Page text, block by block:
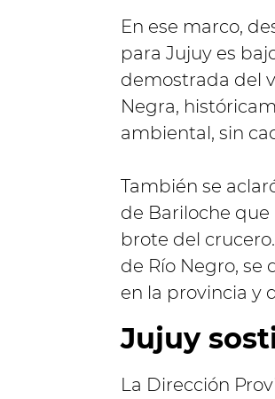
En ese marco,
para Jujuy es
demostrada del
Negra,
ambiental, sin
También se
de Bariloche
brote del
de Río Negro,
en la provincia y
Jujuy
La Dirección